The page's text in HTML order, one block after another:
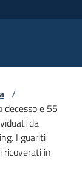
/
decesso e 55
da
I guariti
ricoverati in